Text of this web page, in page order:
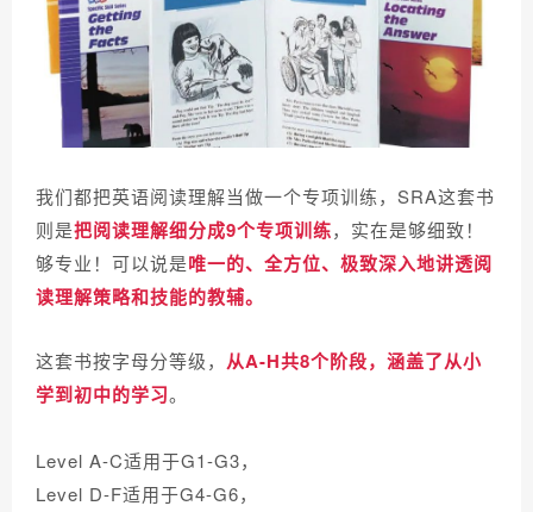
我们都把英语阅读理解当做一个专项训练，SRA这套书
则是把阅读理解细分成9个专项训练，实在是够细致！
够专业！ 可以说是唯一的、全方位、极致深入地讲透阅
读理解策略和技能的教辅。
这套书按字母分等级， 从A-H共8个阶段，涵盖了从小
学到初中的学习。
Level A-C适用于G1-G3，
Level D-F适用于G4-G6，